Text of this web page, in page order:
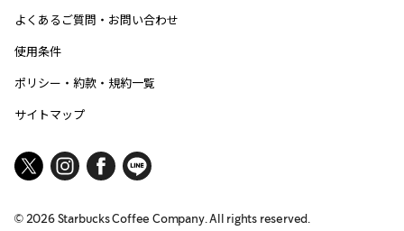
よくあるご質問・お問い合わせ
使用条件
ポリシー・約款・規約一覧
サイトマップ
© 2026Starbucks Coffee Company. All rights reserved.